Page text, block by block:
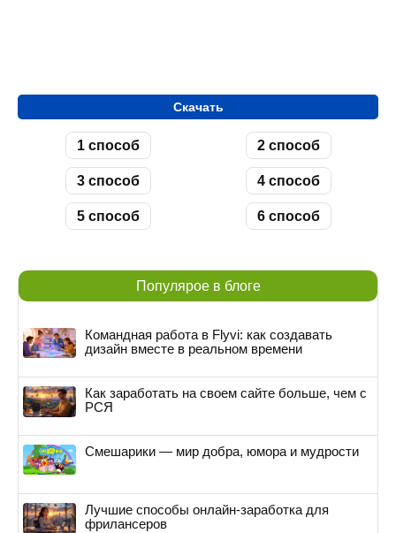
Скачать
1 способ 2 способ
3 способ 4 способ
5 способ 6 способ
Популярое в блоге
Командная работа в Flyvi: как создавать
дизайн вместе в реальном времени
Как заработать на своем сайте больше, чем с
РСЯ
Смешарики — мир добра, юмора и мудрости
Лучшие способы онлайн-заработка для
фрилансеров